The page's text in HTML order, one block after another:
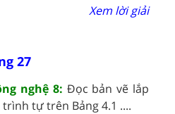
Xem lời giải
27
nghệ 8: Đọc bản vẽ lắp
tự trên Bảng 4.1 ....